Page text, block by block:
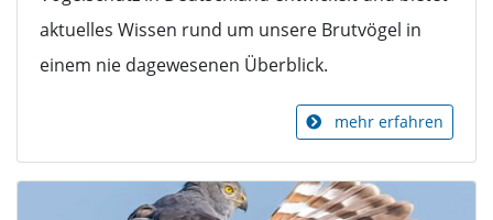
aktuelles Wissen rund um unsere Brutvögel in
einem nie dagewesenen Überblick.
mehr erfahren